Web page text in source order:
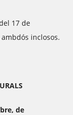
17 de
inclosos.
de